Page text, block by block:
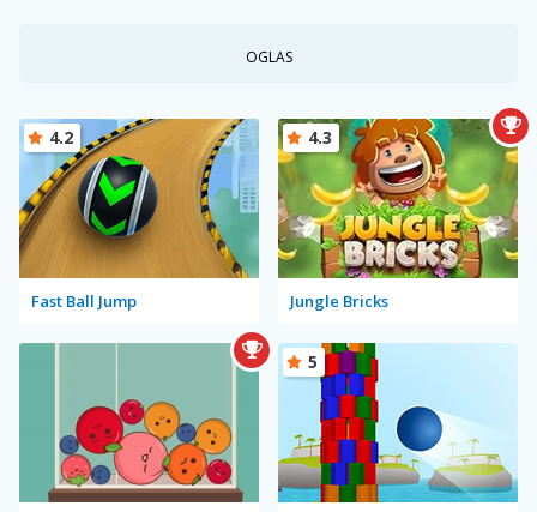
OGLAS
Fast Ball Jump
4.2
Jungle Bricks
4.3
5